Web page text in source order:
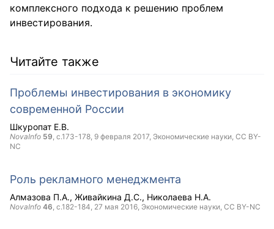
комплексного подхода к решению проблем
инвестирования.
Читайте также
Проблемы инвестирования в экономику
современной России
Шкуропат Е.В.
NovaInfo 59, с.173-178, 9 февраля 2017, Экономические науки, CC BY-
NC
Роль рекламного менеджмента
Алмазова П.А. Живайкина Д.С. Николаева Н.А.
NovaInfo 46, с.182-184, 27 мая 2016, Экономические науки, CC BY-NC